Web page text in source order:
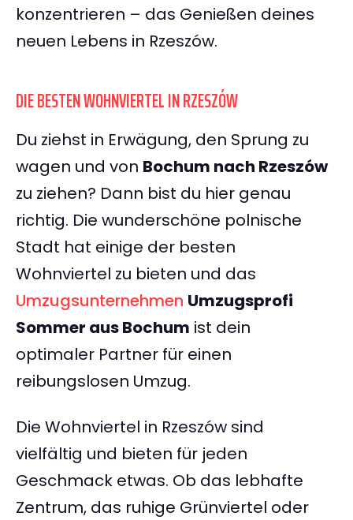
konzentrieren – das Genießen deines
neuen Lebens in Rzeszów.
DIE BESTEN WOHNVIERTEL IN RZESZÓW
Du ziehst in Erwägung, den Sprung zu
wagen und von Bochum nach Rzeszów
zu ziehen? Dann bist du hier genau
richtig. Die wunderschöne polnische
Stadt hat einige der besten
Wohnviertel zu bieten und das
Umzugsunternehmen Umzugsprofi
Sommer aus Bochum ist dein
optimaler Partner für einen
reibungslosen Umzug.
Die Wohnviertel in Rzeszów sind
vielfältig und bieten für jeden
Geschmack etwas. Ob das lebhafte
Zentrum, das ruhige Grünviertel oder